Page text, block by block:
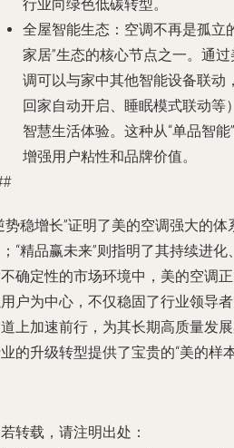
行业向绿色低碳转型。
全屋智能生态 ：空调不再是孤立
家居”生态的核心节点之一。通
调可以与家中其他智能设备联动
回家自动开启、睡眠模式联动等
智慧生活体验。这种从“单品智
增强用户粘性和品牌价值。
势稳增长”证明了美的空调强大的
“精品赢未来”则指明了其持续进
确定性的市场环境中，美的空调
户为中心，不仅稳固了行业领导
上加速前行，为其长期高质量发
的升级转型提供了宝贵的“美的样本
转载，请注明出处：